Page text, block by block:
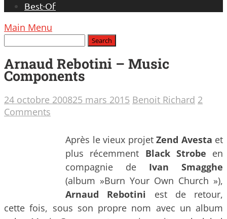
Best-Of
Main Menu
Arnaud Rebotini – Music
Components
24 octobre 200825 mars 2015 Benoit Richard 2
Comments
Après le vieux projet Zend Avesta et
plus récemment Black Strobe en
compagnie de Ivan Smagghe
(album »Burn Your Own Church »),
Arnaud Rebotini est de retour,
cette fois, sous son propre nom avec un album